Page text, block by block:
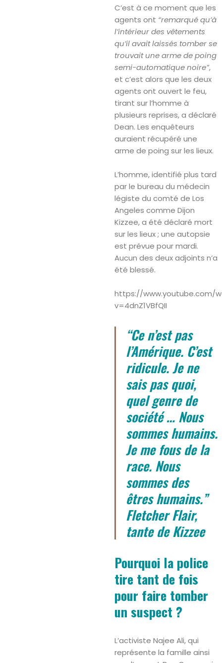
C’est à ce moment que les
agents ont “remarqué qu’à
l’intérieur des vêtements
qu’il avait laissés tomber se
trouvait une arme de poing
semi-automatique noire”,
et c’est alors que les deux
agents ont ouvert le feu,
tirant sur l’homme à
plusieurs reprises, a déclaré
Dean. Les enquêteurs
auraient récupéré une
arme de poing sur les lieux.
L’homme, identifié plus tard
par le bureau du médecin
légiste du comté de Los
Angeles comme Dijon
Kizzee, a été déclaré mort
sur les lieux ; une autopsie
est prévue pour mardi.
Aucun des deux adjoints n’a
été blessé.
https://www.youtube.com/
v=4dnZ1VBfQII
“Ce n’est pas
l’Amérique. C’est
ridicule. Je ne
sais pas quoi,
quel genre de
société … Nous
sommes humains.
Je me fous de la
race. Nous
sommes des
êtres humains.”
Fletcher Flair,
tante de Kizzee
Pourquoi la police
tire tant de fois
pour faire tomber
un suspect ?
L’activiste Najee Ali, qui
représente la famille ainsi